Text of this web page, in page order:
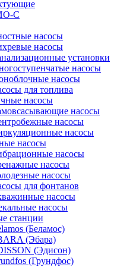
С
насосы
насосы
установки
насосы
насосы
для топлива
насосы
насосы
насосы
насосы
насосы
насосы
насосы
насосы
для фонтанов
насосы
насосы
станции
(Беламос)
(Эбара)
(Эдисон)
(Грундфос)